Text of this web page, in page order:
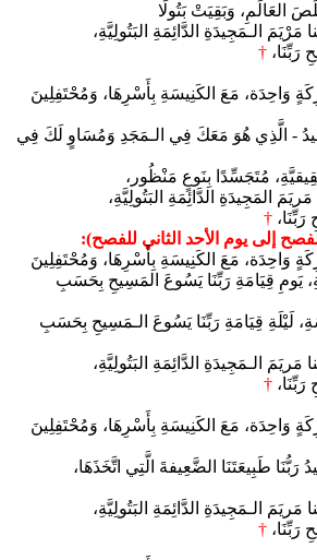
العَالَمِ، وَبَقِيَتْ بَتُولًا
مَرْيَمَ الـمَجِيدَةِ الدَّائِمَةِ البَتُولِيَّةِ،
رَبِّنَا، †
وَاحِدَة، مَعَ الكَنِيسَةِ بِأَسْرِهَا، وَمُحْتَفِلِينَ
- الَّذِي هُوَ مَعَكَ فِي الـمَجَدِ وَمُسَاوٍ لَكَ فِي
مُتَجَسِّدًا بِنَوعٍ مَنْظُور،
المَجِيدَةِ الدَّائِمَةِ البَتُولِيَّةِ،
†
إلى يوم الأحد الثاني للفصح):
وَاحِدَة، مَعَ الكَنِيسَةِ بِأَسْرِهَا، وَمُحْتَفِلِينَ
يَومِ قِيَامَةِ رَبِّنَا يَسُوعَ المَسِيحِ بِحَسَبِ
لَيْلَةِ قِيَامَةِ رَبِّنَا يَسُوعَ الـمَسِيحِ بِحَسَبِ
مَريَمَ الـمَجِيدَةِ الدَّائِمَةِ البَتُولِيَّةِ،
†
وَاحِدَة، مَعَ الكَنِيسَةِ بِأَسْرِهَا، وَمُحْتَفِلِينَ
رَبُّنَا طَبِيعَتَنَا الضَّعِيفةَ الَّتِي اتَّخَذَهَا،
مَريَمَ الـمَجِيدَةِ الدَّائِمَةِ البَتُولِيَّةِ،
رَبِّنَا، †